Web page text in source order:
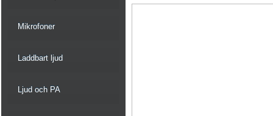
Mikrofoner
Laddbart ljud
Ljud och PA